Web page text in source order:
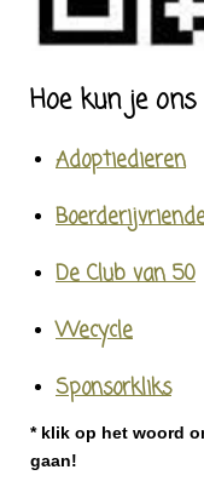
Hoe kun je
Adoptiedieren
De Club van 50
Wecycle
Sponsorkliks
* klik op het woord
gaan!